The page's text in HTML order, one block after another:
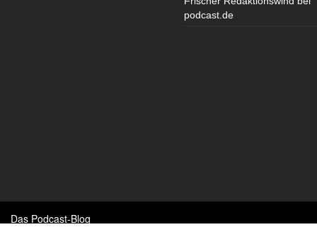
podcast.de
Das Podcast-Blog